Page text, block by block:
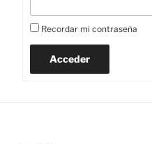
Recordar mi contraseña
Acceder